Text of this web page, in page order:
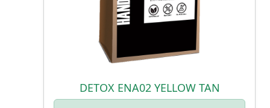
DETOX ENA02 YELLOW TAN